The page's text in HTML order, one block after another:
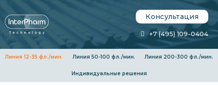
Консультация
+7 (495) 109-0404
Линия 12-35 фл./мин. Линия 50-100 фл./мин. Линия 200-300 фл./мин.
Индивидуальные решения